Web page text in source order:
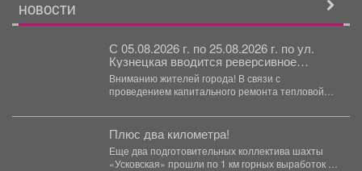
НОВОСТИ
С 05.08.2026 г. по 25.08.2026 г. по ул.
Кузнецкая вводится реверсивное
движения для автотранспорта.
Вниманию жителей города! В связи с
проведением капитального ремонта тепловой
Плюс два километра!
Еще два подготовительных коллектива шахты
«Усковская» прошли по 1 км горных выработок с